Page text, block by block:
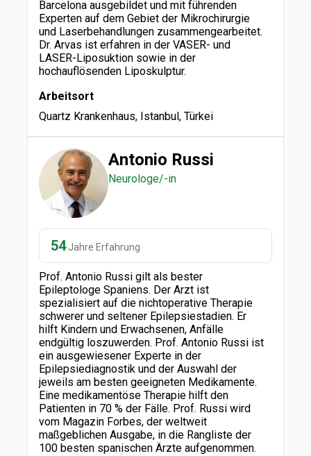
Barcelona ausgebildet und mit führenden
Experten auf dem Gebiet der Mikrochirurgie
und Laserbehandlungen zusammengearbeitet.
Dr. Arvas ist erfahren in der VASER- und
LASER-Liposuktion sowie in der
hochauflösenden Liposkulptur.
Arbeitsort
Quartz Krankenhaus, Istanbul, Türkei
Antonio Russi
Neurologe/-in
54Jahre Erfahrung
Prof. Antonio Russi gilt als bester
Epileptologe Spaniens. Der Arzt ist
spezialisiert auf die nichtoperative Therapie
schwerer und seltener Epilepsiestadien. Er
hilft Kindern und Erwachsenen, Anfälle
endgültig loszuwerden. Prof. Antonio Russi ist
ein ausgewiesener Experte in der
Epilepsiediagnostik und der Auswahl der
jeweils am besten geeigneten Medikamente.
Eine medikamentöse Therapie hilft den
Patienten in 70 % der Fälle. Prof. Russi wird
vom Magazin Forbes, der weltweit
maßgeblichen Ausgabe, in die Rangliste der
100 besten spanischen Ärzte aufgenommen.